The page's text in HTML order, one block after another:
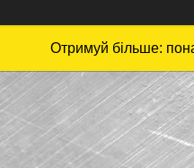
Отримуй більше: